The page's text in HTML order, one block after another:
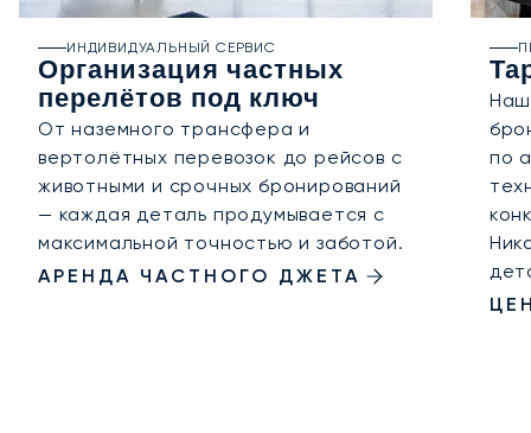
ИНДИВИДУАЛЬНЫЙ СЕРВИС
Организация частных
перелётов под ключ
От наземного трансфера и
вертолётных перевозок до рейсов с
животными и срочных бронирований
— каждая деталь продумывается с
максимальной точностью и заботой.
АРЕНДА ЧАСТНОГО ДЖЕТА
по